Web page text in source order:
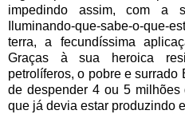
impedindo assim, com a
Iluminando-que-sabe-o-que-
terra, a fecundíssima
Graças à sua heroica
petrolíferos, o pobre e surrado
de despender 4 ou 5
que já devia estar produzindo